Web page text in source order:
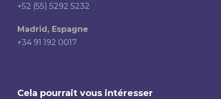
+52 (55) 5292 5232
Madrid, Espagne
+34 91 192 0017
Cela pourrait vous intéresser